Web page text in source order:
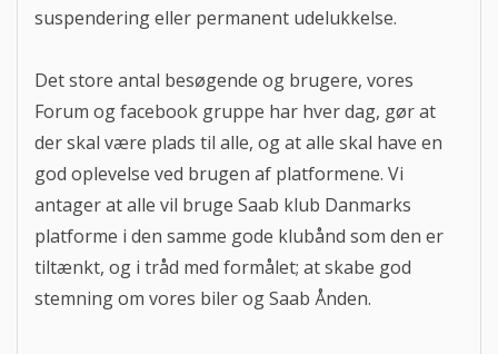
suspendering eller permanent udelukkelse.
Det store antal besøgende og brugere, vores
Forum og facebook gruppe har hver dag, gør at
der skal være plads til alle, og at alle skal have en
god oplevelse ved brugen af platformene. Vi
antager at alle vil bruge Saab klub Danmarks
platforme i den samme gode klubånd som den er
tiltænkt, og i tråd med formålet; at skabe god
stemning om vores biler og Saab Ånden.